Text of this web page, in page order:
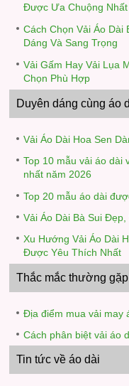
Được Ưa Chuộng Nhất
Cách Chọn Vải Áo Dài
Dáng Và Sang Trọng
Vải Gấm Hay Vải Lụa
Chọn Phù Hợp
Duyên dáng cùng áo
Vải Áo Dài Hoa Sen
Top 10 mẫu vải áo dài
nhất năm 2026
Top 20 mẫu áo dài
Vải Áo Dài Bà Sui
Xu Hướng Vải Áo Dài
Được Yêu Thích Nhất
Thắc mắc thường gặp
Địa điểm mua vải may
Cách phân biệt vải áo
Tin tức về áo dài